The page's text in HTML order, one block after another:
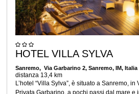
HOTEL VILLA SYLVA
Sanremo, Via Garbarino 2, Sanremo, IM, Italia
distanza 13,4 km
L’hotel “Villa Sylva”, è situato a Sanremo, in
Privata Garbarino, a pochi passi dal mare e